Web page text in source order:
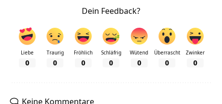
Dein Feedback?
Liebe
0
Traurig
0
Fröhlich
0
Schläfrig
0
Wütend
0
Überrascht
0
Zwinker
0
Keine Kommentare